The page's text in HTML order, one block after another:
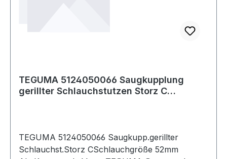
TEGUMA 5124050066 Saugkupplung
gerillter Schlauchstutzen Storz C
TEGUMA 5124050066 Saugkupp.gerillter
Schlauchst.Storz CSchlauchgröße 52mm